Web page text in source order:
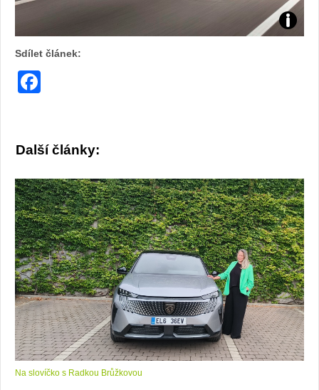
Foto:
Sdílet článek:
Další články:
Na slovíčko s Radkou Brůžkovou